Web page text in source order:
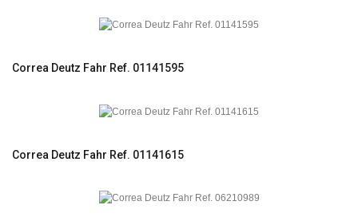
Correa Deutz Fahr Ref. 01141595
Correa Deutz Fahr Ref. 01141615